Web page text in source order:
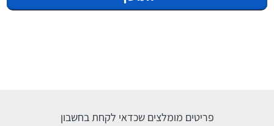
פריטים מומלצים שכדאי לקחת בחשבון